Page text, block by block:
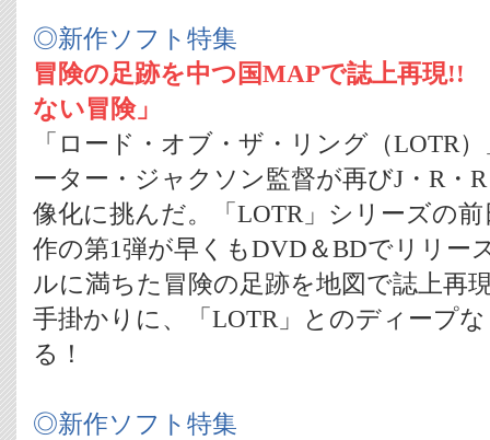
◎新作ソフト特集
冒険の足跡を中つ国MAPで誌上再現!!
ない冒険」
「ロード・オブ・ザ・リング（LOTR
ーター・ジャクソン監督が再びJ・R・
像化に挑んだ。「LOTR」シリーズの
作の第1弾が早くもDVD＆BDでリリ
ルに満ちた冒険の足跡を地図で誌上再
手掛かりに、「LOTR」とのディープ
る！
◎新作ソフト特集